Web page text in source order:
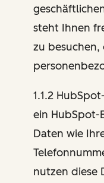
steht Ihnen
zu
1.1.2
ein HubSpot-
Daten wie
nutzen diese